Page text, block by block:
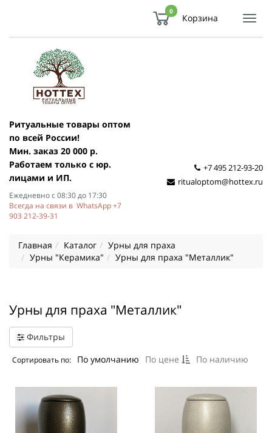
0
Корзина
Ритуальные товары оптом
по всей России!
Мин. заказ 20 000 р.
Работаем только с юр.
лицами и ИП.
Ежедневно с 08:30 до 17:30
Всегда на связи в WhatsApp +7
903 212-39-31
+7 495 212-93-20
ritualoptom@hottex.ru
Главная Каталог
Урны для праха
Урны "Керамика"
Урны для праха "Металлик"
Урны для праха "Металлик"
Фильтры
Сортировать по: По умолчанию По цене По наличию